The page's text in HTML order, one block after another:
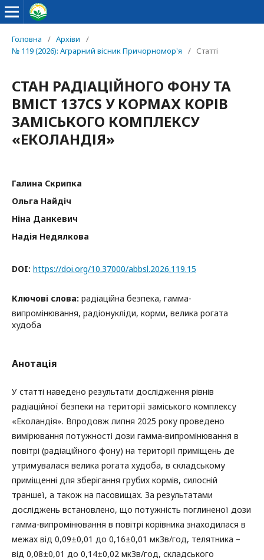
Головна / Архіви
/
№ 119 (2026): Аграрний вісник Причорномор'я
/ Статті
СТАН РАДІАЦІЙНОГО ФОНУ ТА
ВМІСТ 137CS У КОРМАХ КОРІВ
ЗАМІСЬКОГО КОМПЛЕКСУ
«ЕКОЛАНДІЯ»
Галина Скрипка
Ольга Найдіч
Ніна Данкевич
Надія Недялкова
DOI: https://doi.org/10.37000/abbsl.2026.119.15
Ключові слова: радіаційна безпека, гамма-
випромінювання, радіонукліди, корми, велика рогата
худоба
Анотація
У статті наведено результати дослідження рівнів
радіаційної безпеки на території заміського комплексу
«Еколандія». Впродовж липня 2025 року проведено
вимірювання потужності дози гамма-випромінювання в
повітрі (радіаційного фону) на території приміщень де
утримувалася велика рогата худоба, в складському
приміщенні для зберігання грубих кормів, силосній
траншеї, а також на пасовищах. За результатами
досліджень встановлено, що потужність поглиненої дози
гамма-випромінювання в повітрі корівника знаходилася в
межах від 0,09±0,01 до 0,16±0,01 мкЗв/год, телятника –
від 0,08±0,01 до 0,14±0,02 мкЗв/год, складського